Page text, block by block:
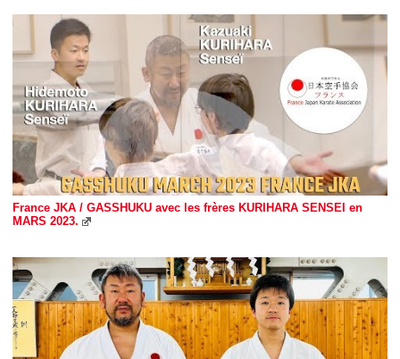
France JKA / GASSHUKU avec les frères KURIHARA SENSEI en
MARS 2023.